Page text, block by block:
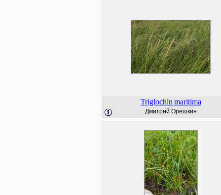
Triglochin maritima
Дмитрий Орешкин